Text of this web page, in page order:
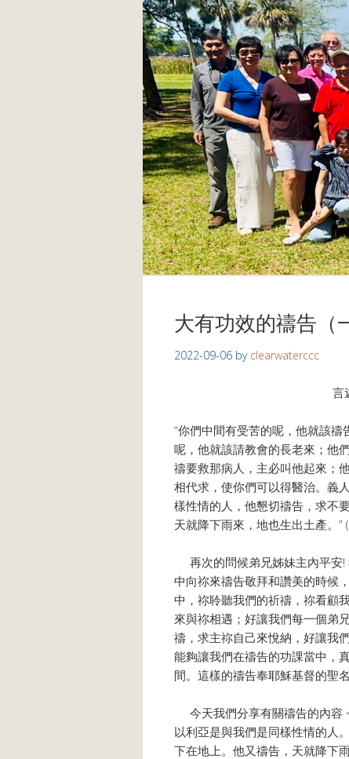
大有功效的禱告（
2022-09-06 by clearwaterccc
言
“你們中間有受苦的呢，他就該
呢，他就該請教會的長老來；他
禱要救那病人，主必叫他起來；
相代求，使你們可以得醫治。義
樣性情的人，他懇切禱告，求不
天就降下雨來，地也生出土產。”
再次的問候弟兄姊妹主內平安!
中向祢來禱告敬拜和讚美的時候
中，祢聆聽我們的祈禱，祢看顧
來與祢相遇；好讓我們每一個弟
禱，求主祢自己來悅納，好讓我
能夠讓我們在禱告的功課當中，
間。這樣的禱告奉耶穌基督的聖名
今天我們分享有關禱告的內容
以利亞是與我們是同樣性情的人
下在地上。他又禱告，天就降下